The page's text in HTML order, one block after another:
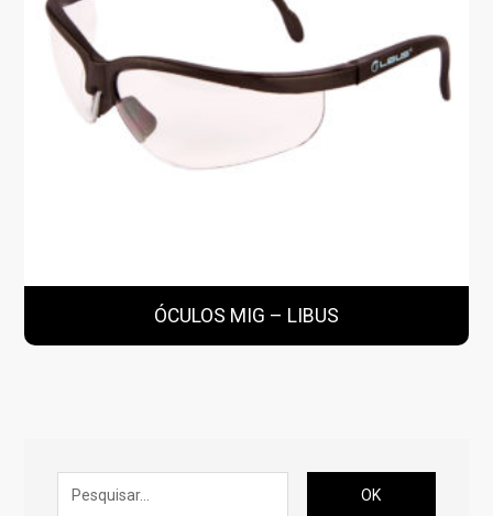
ÓCULOS MIG – LIBUS
OK